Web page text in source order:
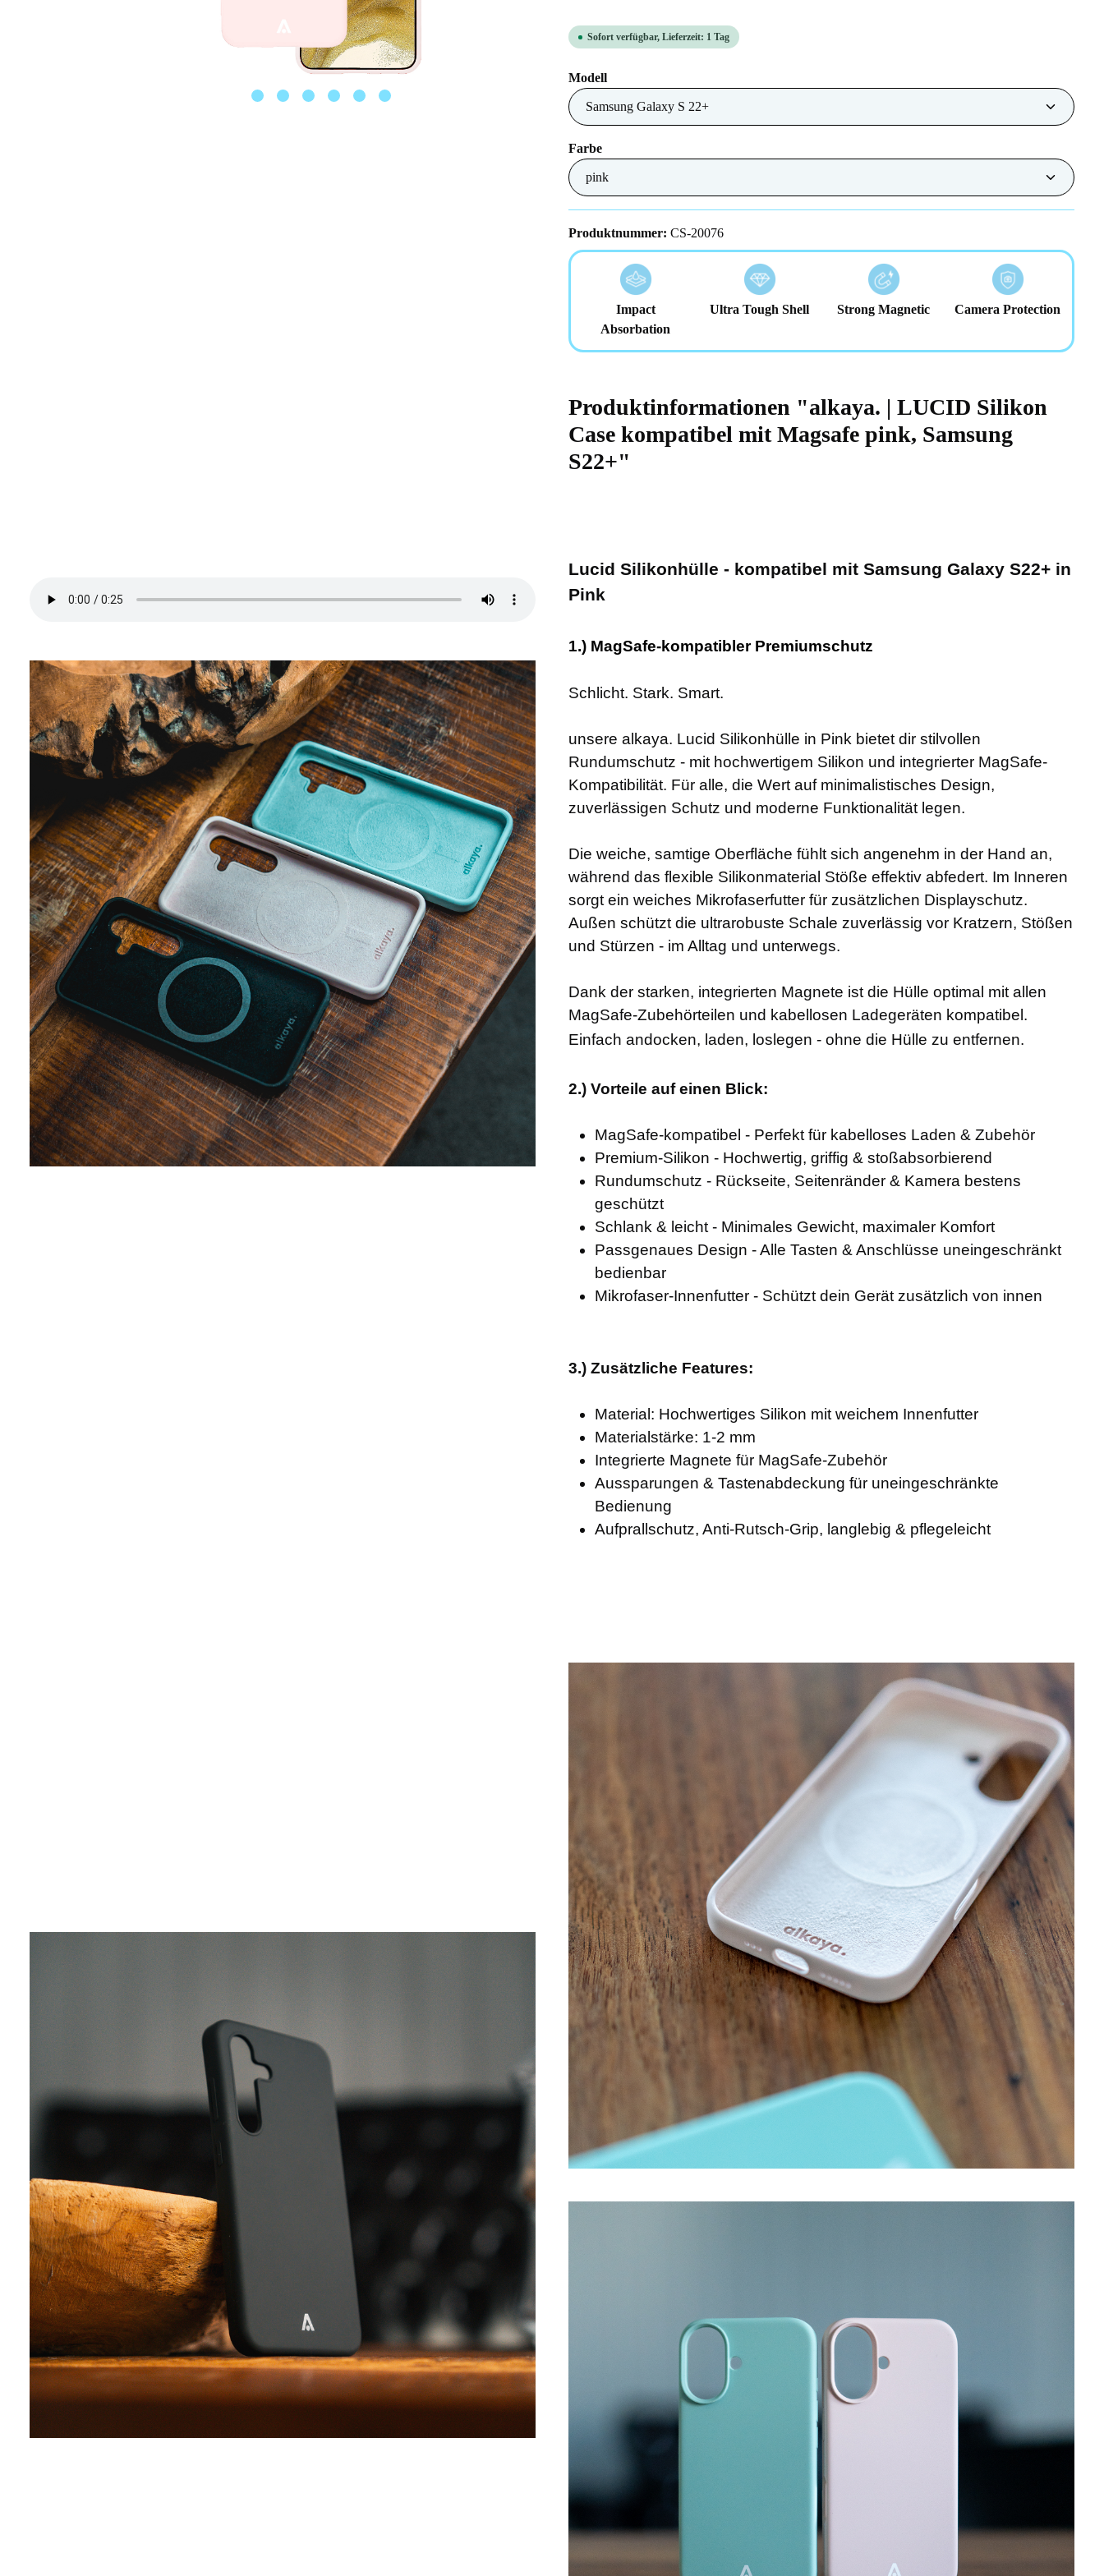
Sofort verfügbar, Lieferzeit: 1 Tag
Modellauswählen
Farbeauswählen
Produktnummer: CS-20076
Impact
Absorbation
Ultra Tough Shell Strong Magnetic Camera Protection
Produktinformationen "alkaya. | LUCID Silikon
Case kompatibel mit Magsafe pink, Samsung
S22+"
Lucid Silikonhülle - kompatibel mit Samsung Galaxy S22+ in
Pink
1.) MagSafe-kompatibler Premiumschutz
Schlicht. Stark. Smart.
unsere alkaya. Lucid Silikonhülle in Pink bietet dir stilvollen
Rundumschutz - mit hochwertigem Silikon und integrierter MagSafe-
Kompatibilität. Für alle, die Wert auf minimalistisches Design,
zuverlässigen Schutz und moderne Funktionalität legen.
Die weiche, samtige Oberfläche fühlt sich angenehm in der Hand an,
während das flexible Silikonmaterial Stöße effektiv abfedert. Im Inneren
sorgt ein weiches Mikrofaserfutter für zusätzlichen Displayschutz.
Außen schützt die ultrarobuste Schale zuverlässig vor Kratzern, Stößen
und Stürzen - im Alltag und unterwegs.
Dank der starken, integrierten Magnete ist die Hülle optimal mit allen
MagSafe-Zubehörteilen und kabellosen Ladegeräten kompatibel.
Einfach andocken, laden, loslegen - ohne die Hülle zu entfernen.
2.) Vorteile auf einen Blick:
MagSafe-kompatibel - Perfekt für kabelloses Laden & Zubehör
Premium-Silikon - Hochwertig, griffig & stoßabsorbierend
Rundumschutz - Rückseite, Seitenränder & Kamera bestens
geschützt
Schlank & leicht - Minimales Gewicht, maximaler Komfort
Passgenaues Design - Alle Tasten & Anschlüsse uneingeschränkt
bedienbar
Mikrofaser-Innenfutter - Schützt dein Gerät zusätzlich von innen
3.) Zusätzliche Features:
Material: Hochwertiges Silikon mit weichem Innenfutter
Materialstärke: 1-2 mm
Integrierte Magnete für MagSafe-Zubehör
Aussparungen & Tastenabdeckung für uneingeschränkte
Bedienung
Aufprallschutz, Anti-Rutsch-Grip, langlebig & pflegeleicht